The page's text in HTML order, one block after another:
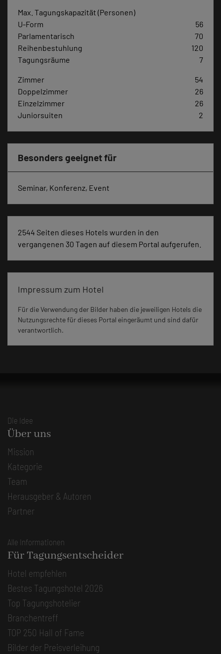
Max. Tagungskapazität (Personen)
U-Form
56
Parlamentarisch
70
Reihenbestuhlung
120
Tagungsräume
7
Zimmer
54
Doppelzimmer
26
Einzelzimmer
26
Juniorsuiten
2
Besonders geeignet für
Seminar, Konferenz, Event
2544 Seiten dieses Hotels wurden in den
vergangenen 30 Tagen auf diesem Portal aufgerufen.
Impressum zum Hotel
Für die Verwendung der Bilder haben die jeweiligen Hotels die
Nutzungsrechte für dieses Portal eingeräumt und sind dafür
verantwortlich.
Die Idee
Über uns
Mission
Kategorie
Team
Herausgeber & Autoren
Partner
Alle Informationen
Für Tagungsentscheider
Hotel empfehlen
Bestes Tagungshotel 2026
Top Tagungshotelier
Branchentreff
TOP 250 Hall of Fame
Bilder der Preisverleihung